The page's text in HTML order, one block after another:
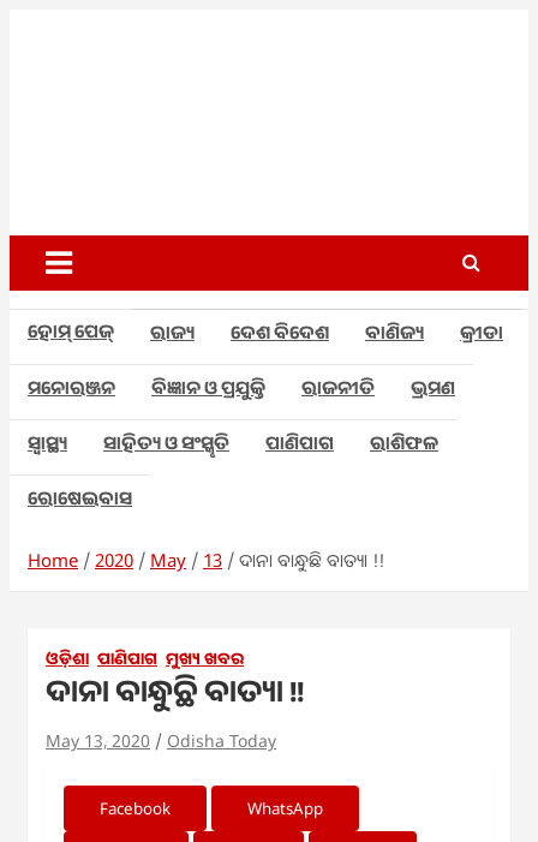
News
Network
Pvt Ltd
| World
News |
Today
ହୋମ୍ ପେଜ୍ ରାଜ୍ୟ ଦେଶ ବିଦେଶ ବାଣିଜ୍ୟ
କ୍ରୀଡା
ମନୋରଞ୍ଜନ
ବିଜ୍ଞାନ ଓ ପ୍ରଯୁକ୍ତି ରାଜନୀତି
ଭ୍ରମଣ
ସ୍ୱାସ୍ଥ୍ୟ
ସାହିତ୍ୟ ଓ ସଂସ୍କୃତି ପାଣିପାଗ
ରାଶିଫଳ
ରୋଷେଇବାସ
Home 2020 May 13 ଦାନା ବାନ୍ଧୁଛି ବାତ୍ୟା !!
ଓଡ଼ିଶା ପାଣିପାଗ ମୁଖ୍ୟ ଖବର
ଦାନା ବାନ୍ଧୁଛି ବାତ୍ୟା !!
May 13, 2020 Odisha Today
Facebook WhatsApp